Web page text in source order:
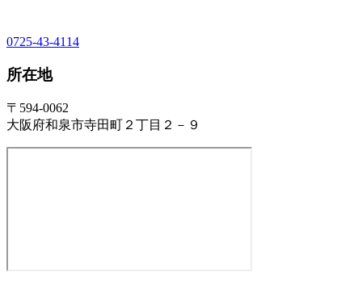
0725-43-4114
所在地
〒594-0062
大阪府和泉市寺田町２丁目２－９